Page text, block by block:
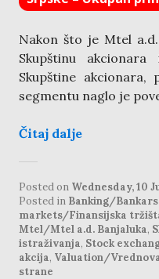
Nakon što je Mtel
Skupštinu
Skupštine
segmentu naglo je
Čitaj dalje
Posted on Wednesday, 10
Posted in Banking/
markets/Finansijska
Mtel/Mtel a.d. Banjaluka,
istraživanja, Stock
akcija, Valuation/
strane